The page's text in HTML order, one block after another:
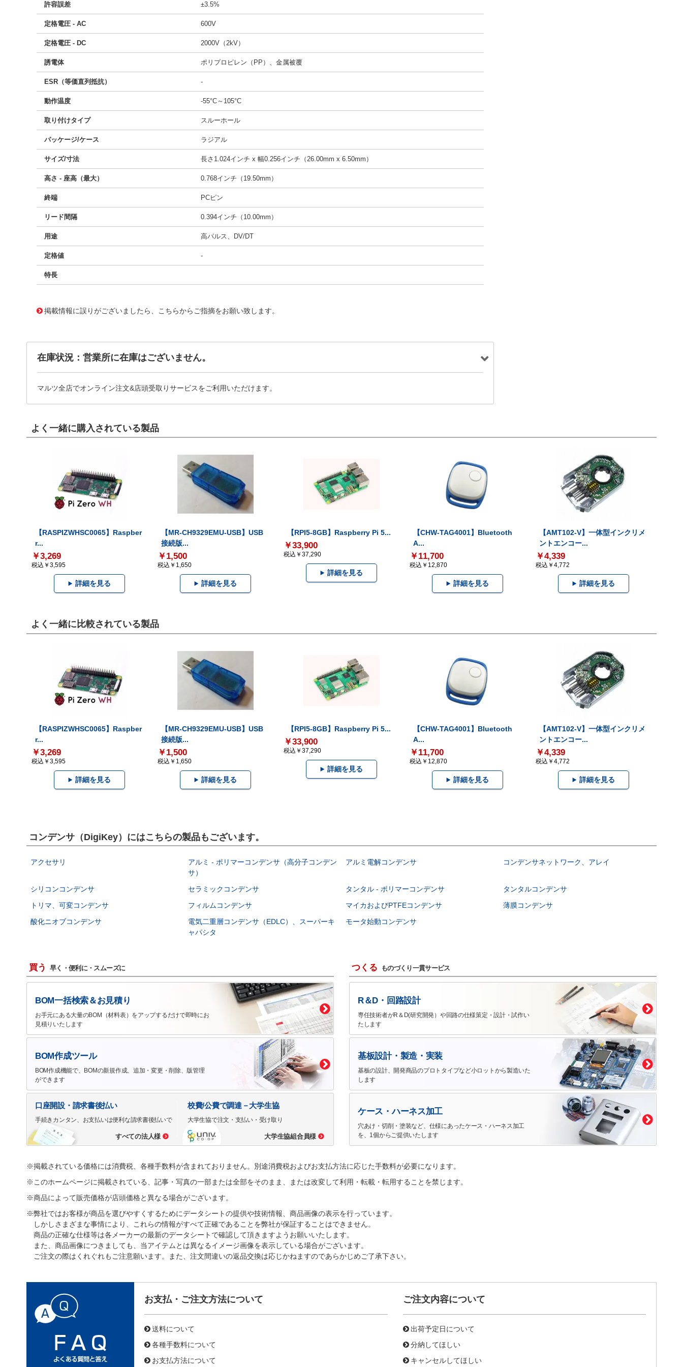
許容誤差 ±3.5%
定格電圧 - AC 600V
定格電圧 - DC 2000V（2kV）
誘電体 ポリプロピレン（PP）、金属被覆
ESR（等価直列抵抗） -
動作温度 -55°C～105°C
取り付けタイプ スルーホール
パッケージ/ケース ラジアル
サイズ/寸法 長さ1.024インチ x 幅0.256インチ（26.00mm x 6.50mm）
高さ - 座高（最大） 0.768インチ（19.50mm）
終端 PCピン
リード間隔 0.394インチ（10.00mm）
用途 高パルス、DV/DT
定格値 -
特長
掲載情報に誤りがございましたら、こちらからご指摘をお願い致します。
在庫状況：営業所に在庫はございません。
マルツ全店でオンライン注文&店頭受取りサービスをご利用いただけます。
よく一緒に購入されている製品
【RASPIZWHSC0065】Raspber
r...
￥3,269
税込￥3,595
詳細を見る
【MR-CH9329EMU-USB】USB
接続版...
￥1,500
税込￥1,650
詳細を見る
【RPI5-8GB】Raspberry Pi 5...
￥33,900
税込￥37,290
詳細を見る
【CHW-TAG4001】Bluetooth
A...
￥11,700
税込￥12,870
詳細を見る
【AMT102-V】一体型インクリメ
ントエンコー...
￥4,339
税込￥4,772
詳細を見る
よく一緒に比較されている製品
【RASPIZWHSC0065】Raspber
r...
￥3,269
税込￥3,595
詳細を見る
【MR-CH9329EMU-USB】USB
接続版...
￥1,500
税込￥1,650
詳細を見る
【RPI5-8GB】Raspberry Pi 5...
￥33,900
税込￥37,290
詳細を見る
【CHW-TAG4001】Bluetooth
A...
￥11,700
税込￥12,870
詳細を見る
【AMT102-V】一体型インクリメ
ントエンコー...
￥4,339
税込￥4,772
詳細を見る
コンデンサ（DigiKey）にはこちらの製品もございます。
アクセサリ
アルミ - ポリマーコンデンサ（高分子コンデン
サ）
アルミ電解コンデンサ コンデンサネットワーク、アレイ
シリコンコンデンサ セラミックコンデンサ タンタル - ポリマーコンデンサ
タンタルコンデンサ
トリマ、可変コンデンサ
フィルムコンデンサ マイカおよびPTFEコンデンサ
薄膜コンデンサ
酸化ニオブコンデンサ
電気二重層コンデンサ（EDLC）、スーパーキ
ャパシタ
モータ始動コンデンサ
買う 早く・便利に・スムーズに
BOM一括検索＆お見積り
お手元にある大量のBOM（材料表）をアップするだけで即時にお
見積りいたします
BOM作成ツール
BOM作成機能で、BOMの新規作成、追加・変更・削除、版管理
ができます
口座開設・請求書後払い
手続きカンタン、お支払いは便利な請求書後払いで
すべての法人様
校費/公費で調達－大学生協
大学生協で注文・支払い・受け取り
大学生協組合員様
つくる ものづくり一貫サービス
R＆D・回路設計
専任技術者がR＆D(研究開発）や回路の仕様策定・設計・試作い
たします
基板設計・製造・実装
基板の設計、開発商品のプロトタイプなど小ロットから製造いた
します
ケース・ハーネス加工
穴あけ・切削・塗装など、仕様にあったケース・ハーネス加工
を、1個からご提供いたします
※掲載されている価格には消費税、各種手数料が含まれておりません。別途消費税およびお支払方法に応じた手数料が必要になります。
※このホームページに掲載されている、記事・写真の一部または全部をそのまま、または改変して利用・転載・転用することを禁じます。
※商品によって販売価格が店頭価格と異なる場合がございます。
※弊社ではお客様が商品を選びやすくするためにデータシートの提供や技術情報、商品画像の表示を行っています。
しかしさまざまな事情により、これらの情報がすべて正確であることを弊社が保証することはできません。
商品の正確な仕様等は各メーカーの最新のデータシートで確認して頂きますようお願いいたします。
また、商品画像につきましても、当アイテムとは異なるイメージ画像を表示している場合がございます。
ご注文の際はくれぐれもご注意願います。また、注文間違いの返品交換は応じかねますのであらかじめご了承下さい。
お支払・ご注文方法について
送料について
各種手数料について
お支払方法について
ご注文内容について
出荷予定日について
分納してほしい
キャンセルしてほしい